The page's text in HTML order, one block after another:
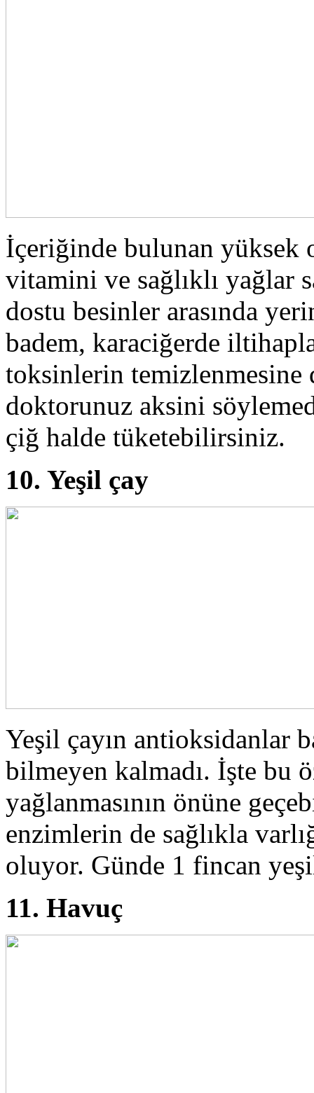
İçeriğinde bulunan yüksek
vitamini ve sağlıklı yağlar
dostu besinler arasında
badem, karaciğerde
toksinlerin temizlenmesine
doktorunuz aksini
çiğ halde tüketebilirsiniz.
10. Yeşil çay
Yeşil çayın antioksidanlar
bilmeyen kalmadı. İşte bu
yağlanmasının önüne
enzimlerin de sağlıkla
oluyor. Günde 1 fincan
11. Havuç